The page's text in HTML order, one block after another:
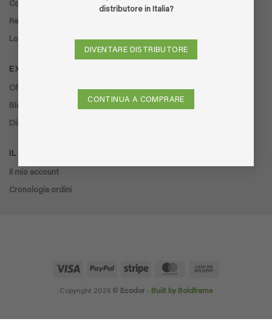
distributore in Italia?
DIVENTARE DISTRIBUTORE
CONTINUA A COMPRARE
Contatto
Restituzione
Localizzatore di negozi
EXTRA
Offerte
Blog
Distributori
IL MIO ACCOUNT
Il mio account
Cronologia ordini
Visa PayPal Stripe MasterCard
Copyright 2026 © Ecodor- Built by Boldframe